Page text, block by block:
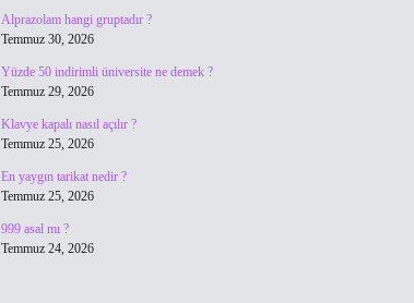
Alprazolam hangi gruptadır ?
Temmuz 30, 2026
Yüzde 50 indirimli üniversite ne demek ?
Temmuz 29, 2026
Klavye kapalı nasıl açılır ?
Temmuz 25, 2026
En yaygın tarikat nedir ?
Temmuz 25, 2026
999 asal mı ?
Temmuz 24, 2026